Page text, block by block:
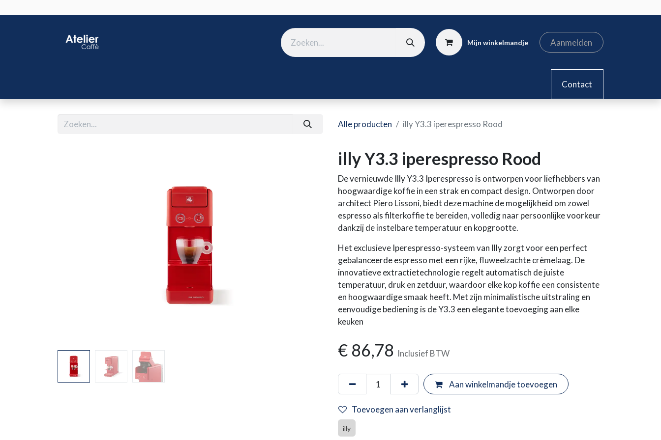
Mijn winkelmandje Aanmelden
Contact
Alle producten illy Y3.3 iperespresso Rood
illy Y3.3 iperespresso Rood
De vernieuwde Illy Y3.3 Iperespresso is ontworpen voor liefhebbers van
hoogwaardige koffie in een strak en compact design. Ontworpen door
architect Piero Lissoni, biedt deze machine de mogelijkheid om zowel
espresso als filterkoffie te bereiden, volledig naar persoonlijke voorkeur
dankzij de instelbare temperatuur en kopgrootte.
Het exclusieve Iperespresso-systeem van Illy zorgt voor een perfect
gebalanceerde espresso met een rijke, fluweelzachte crèmelaag. De
innovatieve extractietechnologie regelt automatisch de juiste
temperatuur, druk en zetduur, waardoor elke kop koffie een consistente
en hoogwaardige smaak heeft. Met zijn minimalistische uitstraling en
eenvoudige bediening is de Y3.3 een elegante toevoeging aan elke
keuken
€ 86,78 Inclusief BTW
Aan winkelmandje toevoegen
Toevoegen aan verlanglijst
illy